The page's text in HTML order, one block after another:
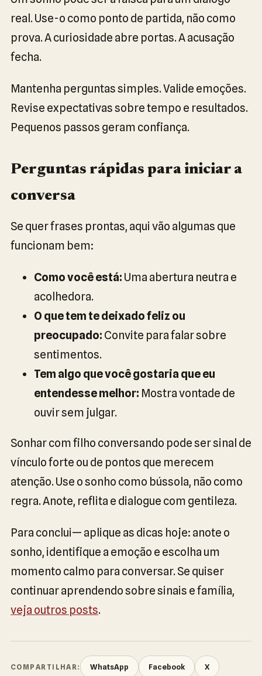
real. Use-o como ponto de partida, não como
prova. A curiosidade abre portas. A acusação
fecha.
Mantenha perguntas simples. Valide emoções.
Revise expectativas sobre tempo e resultados.
Pequenos passos geram confiança.
Perguntas rápidas para iniciar a
conversa
Se quer frases prontas, aqui vão algumas que
funcionam bem:
Como você está: Uma abertura neutra e
acolhedora.
O que tem te deixado feliz ou
preocupado: Convite para falar sobre
sentimentos.
Tem algo que você gostaria que eu
entendesse melhor: Mostra vontade de
ouvir sem julgar.
Sonhar com filho conversando pode ser sinal de
vínculo forte ou de pontos que merecem
atenção. Use o sonho como bússola, não como
regra. Anote, reflita e dialogue com gentileza.
Para conclui— aplique as dicas hoje: anote o
sonho, identifique a emoção e escolha um
momento calmo para conversar. Se quiser
continuar aprendendo sobre sinais e família,
veja outros posts.
COMPARTILHAR: WhatsApp Facebook X